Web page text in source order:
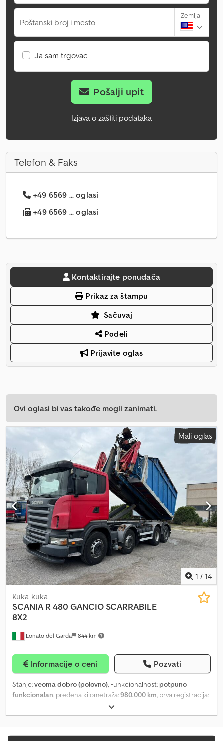
Poštanski broj i mesto
Zemlja
Ja sam trgovac
Pošalji upit
Izjava o zaštiti podataka
Telefon & Faks
+49 6569 ... oglasi
+49 6569 ... oglasi
Kontaktirajte ponuđača
Prikaz za štampu
Sačuvaj
Podeli
Prijavite oglas
Ovi oglasi bi vas takođe mogli zanimati.
Mali oglas
1 / 14
Lonato del Garda 844 km
Kuka-kuka
SCANIA R 480 GANCIO SCARRABILE
8X2
Informacije o ceni Pozvati
Stanje:veoma dobro (polovno), Funkcionalnost: potpuno
funkcionalan, pređena kilometraža:980.000 km, prva registracija:
, gorivo:dizel
razred:euro4, Godina proizvodnje:2006, Oprema:ABS, EBS
uređaj, kompletna servisna istorija, maglenke, vazdušni jastuk,